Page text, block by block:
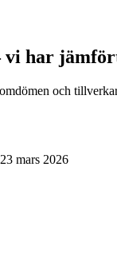
vi har
och
23 mars 2026